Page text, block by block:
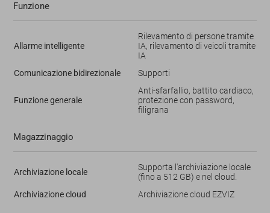
Funzione
Allarme intelligente
Rilevamento di persone tramite
IA, rilevamento di veicoli tramite
IA
Comunicazione bidirezionale
Supporti
Funzione generale
Anti-sfarfallio, battito cardiaco,
protezione con password,
filigrana
Magazzinaggio
Archiviazione locale
Supporta l'archiviazione locale
(fino a 512 GB) e nel cloud.
Archiviazione cloud
Archiviazione cloud EZVIZ